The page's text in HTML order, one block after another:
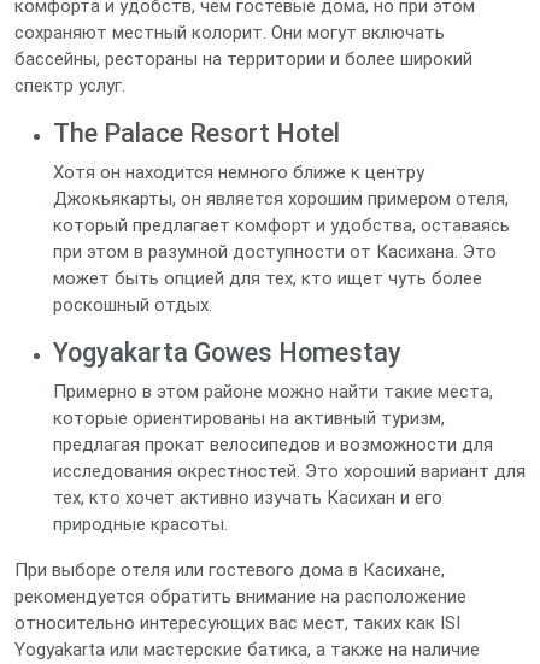
комфорта и удобств, чем гостевые дома, но при этом
сохраняют местный колорит. Они могут включать
бассейны, рестораны на территории и более широкий
спектр услуг.
The Palace Resort Hotel
Хотя он находится немного ближе к центру
Джокьякарты, он является хорошим примером отеля,
который предлагает комфорт и удобства, оставаясь
при этом в разумной доступности от Касихана. Это
может быть опцией для тех, кто ищет чуть более
роскошный отдых.
Yogyakarta Gowes Homestay
Примерно в этом районе можно найти такие места,
которые ориентированы на активный туризм,
предлагая прокат велосипедов и возможности для
исследования окрестностей. Это хороший вариант для
тех, кто хочет активно изучать Касихан и его
природные красоты.
При выборе отеля или гостевого дома в Касихане,
рекомендуется обратить внимание на расположение
относительно интересующих вас мест, таких как ISI
Yogyakarta или мастерские батика, а также на наличие